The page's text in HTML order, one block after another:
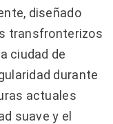
diseñado
transfronterizos
ciudad de
durante
actuales
suave y el